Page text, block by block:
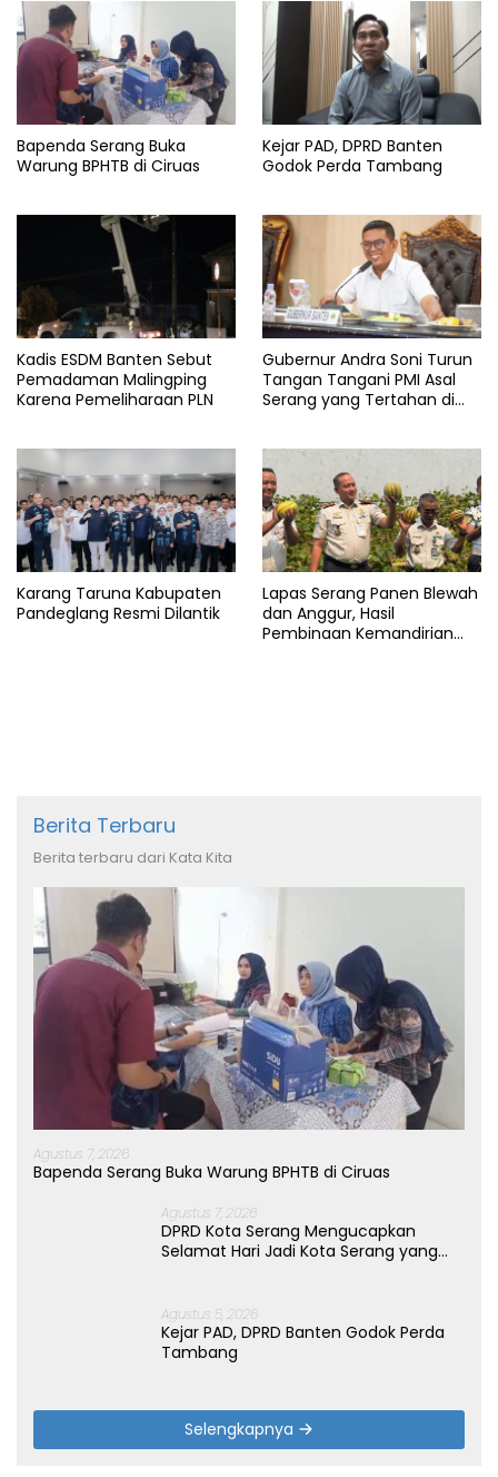
Bapenda Serang Buka
Warung BPHTB di Ciruas
Kejar PAD, DPRD Banten
Godok Perda Tambang
Kadis ESDM Banten Sebut
Pemadaman Malingping
Karena Pemeliharaan PLN
Gubernur Andra Soni Turun
Tangan Tangani PMI Asal
Serang yang Tertahan di
Karang Taruna Kabupaten
Pandeglang Resmi Dilantik
Lapas Serang Panen Blewah
dan Anggur, Hasil
Pembinaan Kemandirian
Berita Terbaru
Berita terbaru dari Kata Kita
Agustus 7, 2026
Bapenda Serang Buka Warung BPHTB di Ciruas
Agustus 7, 2026
DPRD Kota Serang Mengucapkan
Selamat Hari Jadi Kota Serang yang
Agustus 5, 2026
Kejar PAD, DPRD Banten Godok Perda
Tambang
Selengkapnya